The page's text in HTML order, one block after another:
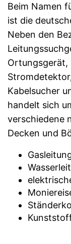
Beim Namen
ist die
Neben den
Ortungsgerät,
Kabelsucher
handelt sich
verschiedene
Decken und